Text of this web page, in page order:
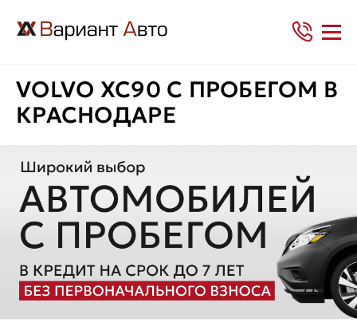
VOLVO XC90 С ПРОБЕГОМ В
КРАСНОДАРЕ